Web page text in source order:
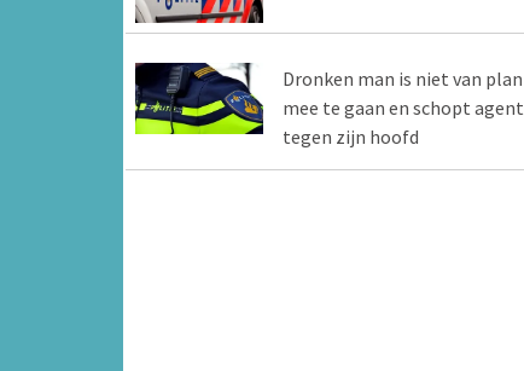
Dronken man is niet van plan
mee te gaan en schopt agent
tegen zijn hoofd